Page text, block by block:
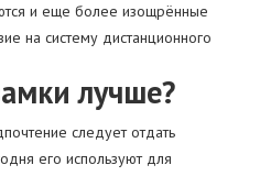
и еще более изощрённые
на систему дистанционного
лучше?
следует отдать
его используют для